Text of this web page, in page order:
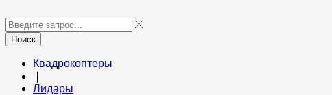
Поиск
Квадрокоптеры
Лидары